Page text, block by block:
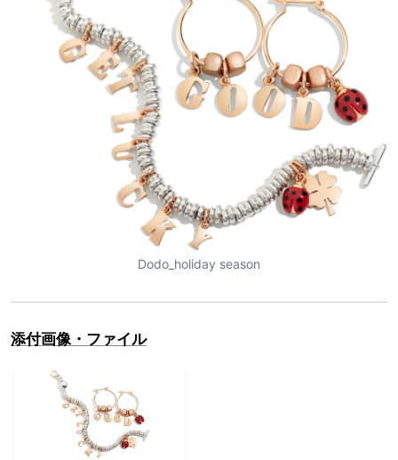
Dodo_holiday season
添付画像・ファイル